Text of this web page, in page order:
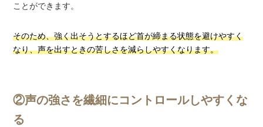
ことができます。
そのため、強く出そうとするほど首が締まる状態を避けやすく
なり、声を出すときの苦しさを減らしやすくなります。
②声の強さを繊細にコントロールしやすくな
る